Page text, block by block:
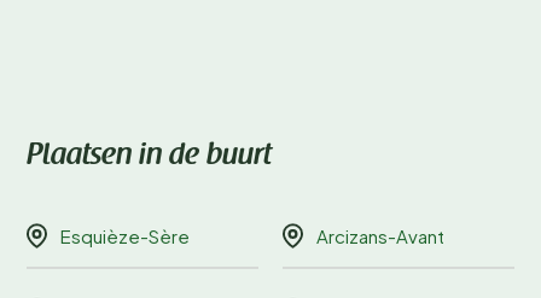
Plaatsen in de buurt
Esquièze-Sère Arcizans-Avant